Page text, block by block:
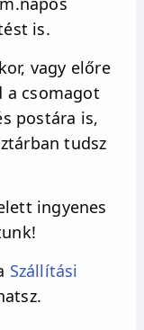
is.
vagy előre
a csomagot
postára is,
tudsz
ingyenes
Szállítási